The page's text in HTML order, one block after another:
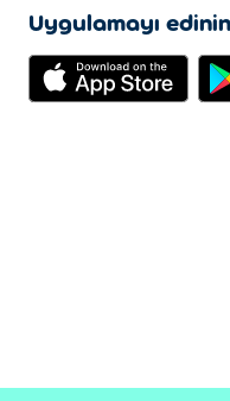
Uygulamayı edinin